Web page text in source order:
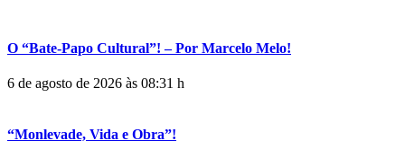
O “Bate-Papo Cultural”! – Por Marcelo Melo!
6 de agosto de 2026 às 08:31 h
“Monlevade, Vida e Obra”!